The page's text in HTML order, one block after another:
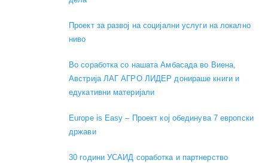
Проект за развој на социјални услуги на локално
ниво
Во соработка со нашата Амбасада во Виена,
Австрија ЛАГ АГРО ЛИДЕР донираше книги и
едукативни материјали
Europe is Easy – Проект кој обединува 7 европски
држави
30 години УСАИД соработка и партнерство